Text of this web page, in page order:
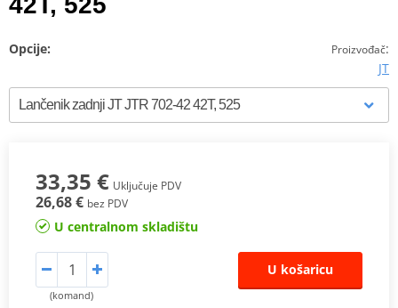
Proizvođač:
JT
Opcije:
33,35 € Uključuje PDV
26,68 € bez PDV
U centralnom skladištu
(komand)
U košaricu